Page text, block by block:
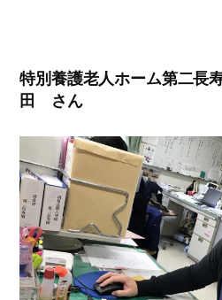
特別養護老人ホーム第
田 さん